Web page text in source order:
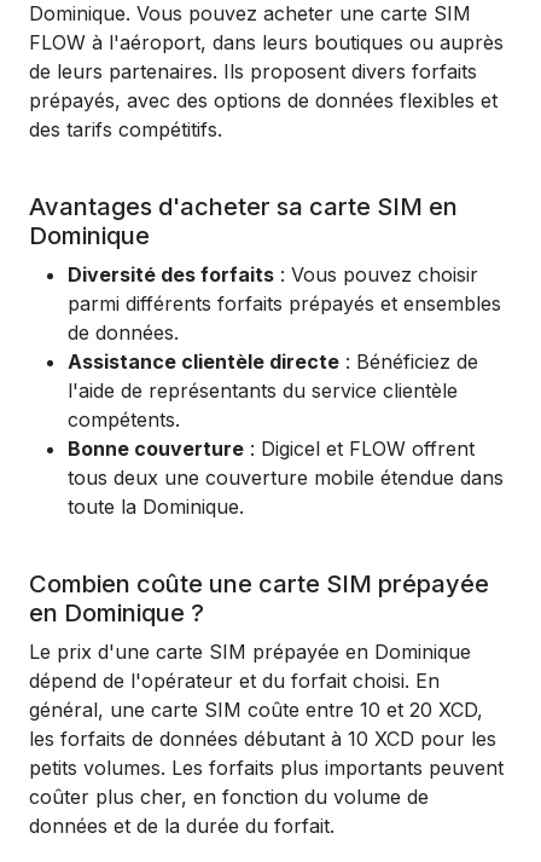
Dominique. Vous pouvez acheter une carte SIM
FLOW à l'aéroport, dans leurs boutiques ou auprès
de leurs partenaires. Ils proposent divers forfaits
prépayés, avec des options de données flexibles et
des tarifs compétitifs.
Avantages d'acheter sa carte SIM en
Dominique
Diversité des forfaits : Vous pouvez choisir
parmi différents forfaits prépayés et ensembles
de données.
Assistance clientèle directe : Bénéficiez de
l'aide de représentants du service clientèle
compétents.
Bonne couverture : Digicel et FLOW offrent
tous deux une couverture mobile étendue dans
toute la Dominique.
Combien coûte une carte SIM prépayée
en Dominique ?
Le prix d'une carte SIM prépayée en Dominique
dépend de l'opérateur et du forfait choisi. En
général, une carte SIM coûte entre 10 et 20 XCD,
les forfaits de données débutant à 10 XCD pour les
petits volumes. Les forfaits plus importants peuvent
coûter plus cher, en fonction du volume de
données et de la durée du forfait.